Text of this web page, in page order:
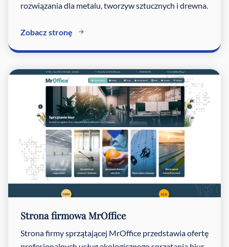
rozwiązania dla metalu, tworzyw sztucznych i drewna.
Zobacz stronę
Strona firmowa MrOffice
Strona firmy sprzątającej MrOffice przedstawia ofertę